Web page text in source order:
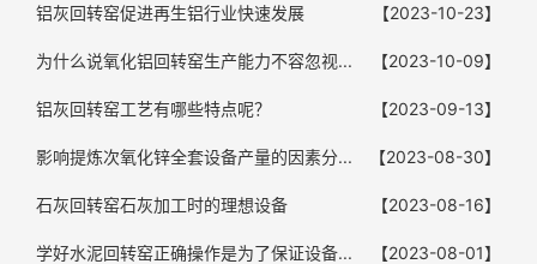
铝灰回转窑促进再生铝行业快速发展 【2023-10-23】
为什么说氧化铝回转窑生产能力不容忽视... 【2023-10-09】
铝灰回转窑工艺有哪些特点呢？ 【2023-09-13】
影响提炼次氧化锌全套设备产量的因素分... 【2023-08-30】
石灰回转窑石灰加工时的理想设备 【2023-08-16】
学好水泥回转窑正确操作是为了保证设备... 【2023-08-01】